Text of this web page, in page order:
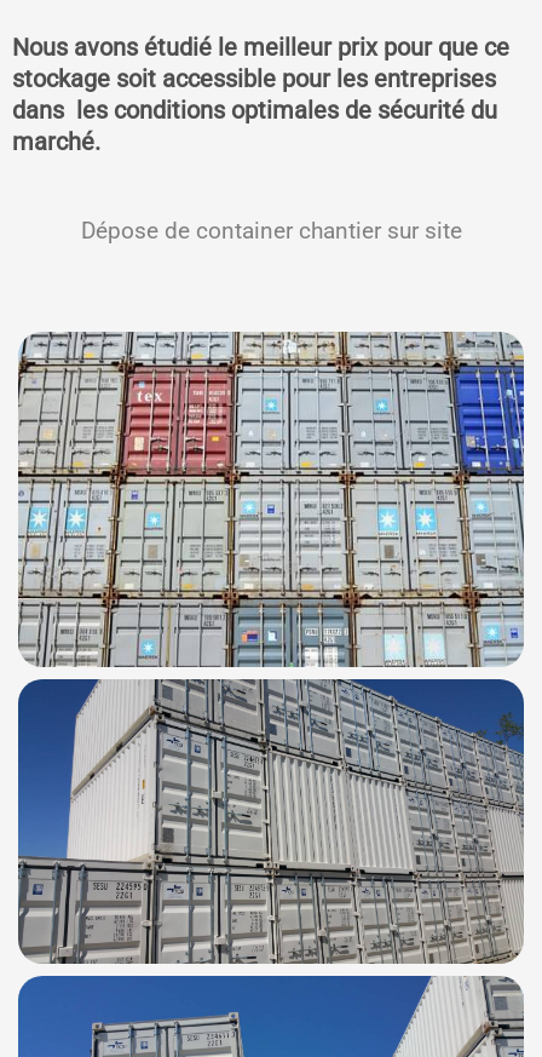
Nous avons étudié le meilleur prix pour que ce
stockage soit accessible pour les entreprises
dans les conditions optimales de sécurité du
marché.
Dépose de container chantier sur site